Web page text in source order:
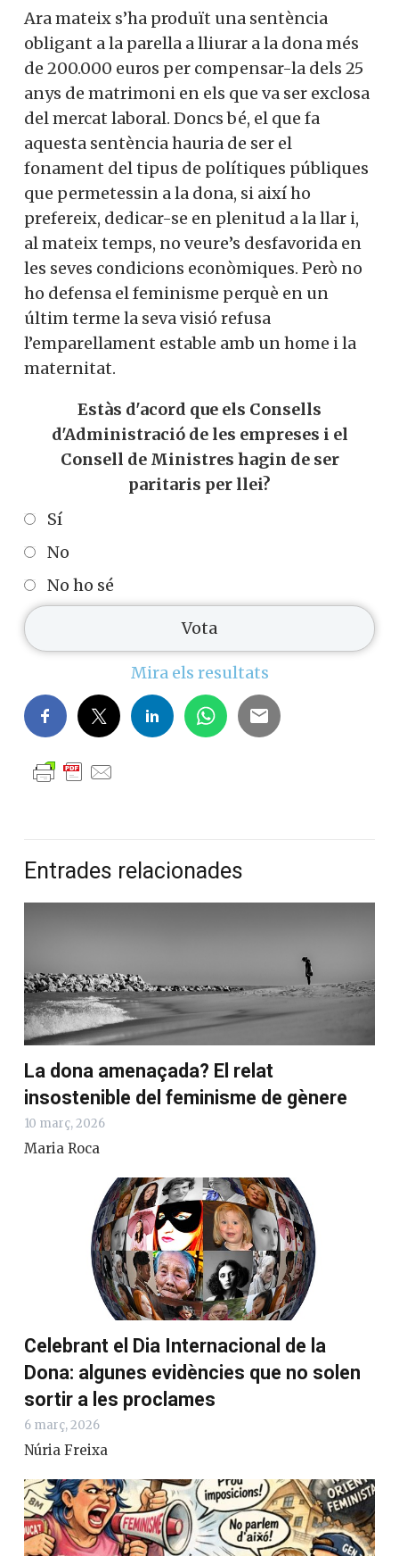
Ara mateix s’ha produït una sentència
obligant a la parella a lliurar a la dona més
de 200.000 euros per compensar-la dels 25
anys de matrimoni en els que va ser exclosa
del mercat laboral. Doncs bé, el que fa
aquesta sentència hauria de ser el
fonament del tipus de polítiques públiques
que permetessin a la dona, si així ho
prefereix, dedicar-se en plenitud a la llar i,
al mateix temps, no veure’s desfavorida en
les seves condicions econòmiques. Però no
ho defensa el feminisme perquè en un
últim terme la seva visió refusa
l’emparellament estable amb un home i la
maternitat.
Estàs d'acord que els Consells
d'Administració de les empreses i el
Consell de Ministres hagin de ser
paritaris per llei?
Sí
No
No ho sé
Mira els resultats
Entrades relacionades
La dona amenaçada? El relat
insostenible del feminisme de gènere
10 març, 2026
Maria Roca
Celebrant el Dia Internacional de la
Dona: algunes evidències que no solen
sortir a les proclames
6 març, 2026
Núria Freixa